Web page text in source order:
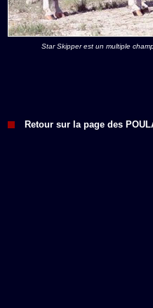
Star Skipper est un multiple
Retour sur la page des